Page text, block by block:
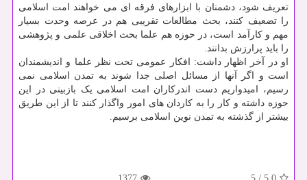
تعریف شود، دشمنان با ابزارهای فرقه ای می خواهند امت اسلامی
را تضعیف کنند، بحث مطالعات تقریبی هم در عرصه وحدت بسیار
مهم و کارآمد است، در حوزه هم علما بحث اخلاقی علمی و پژوهشی
را باید پرارزش بدانند.
او در آخر اظهار داشت: افکار عمومی تحت نظر علما و اندیشمندان
است و اگر آنها از مسائل اصلی جدا شوند به تمدن اسلامی نمی
رسیم، امیدواریم دست اندرکاران امت اسلامی یک بازبینی در این
حوزه داشته و کار را به کاردان های امور واگذار کنند تا از این طریق
بیشتر از گذشته به تمدن نوین اسلامی برسیم.